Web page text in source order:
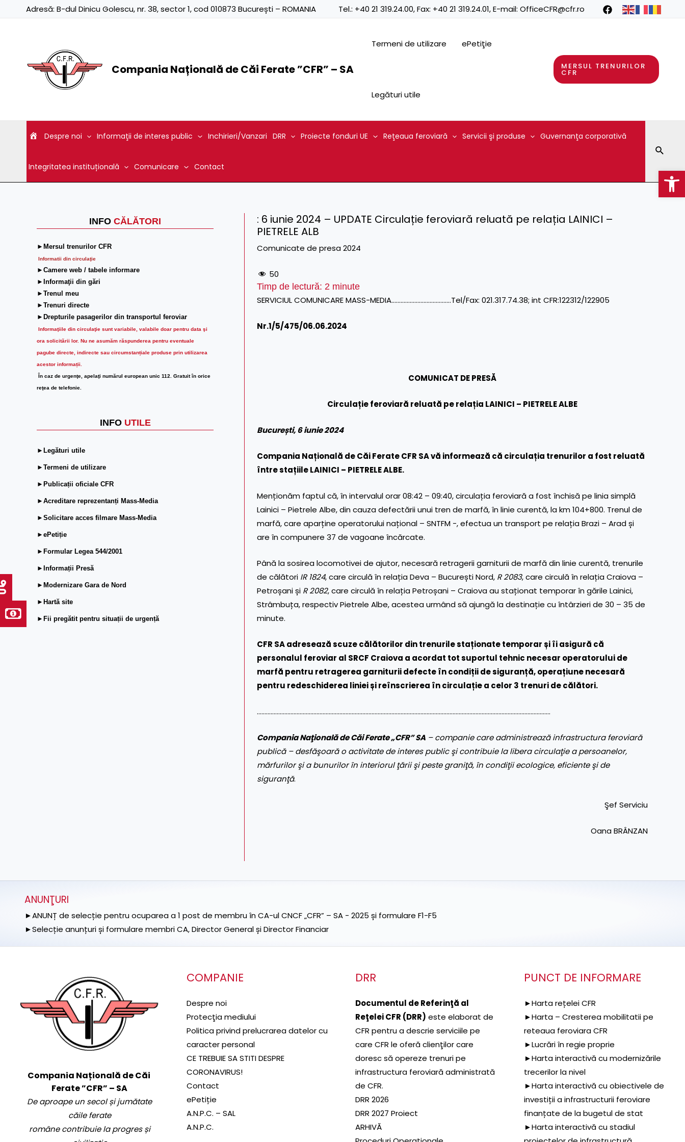
Adresă: B-dul Dinicu Golescu, nr. 38, sector 1, cod 010873 București – ROMANIA Tel.: +40 21 319.24.00, Fax: +40 21 319.24.01, E-mail: OfficeCFR@cfr.ro
Compania Națională de Căi Ferate ”CFR” – SA
Termeni de utilizare ePetiţie
Legături utile
MERSUL TRENURILOR
CFR
Despre noi Informaţii de interes public Inchirieri/Vanzari DRR Proiecte fonduri UE Reţeaua feroviară Servicii şi produse Guvernanţa corporativă
Integritatea instituțională Comunicare Contact
INFO CĂLĂTORI
►Mersul trenurilor CFR
Informatii din circulaţie
►Camere web / tabele informare
►Informaţii din gări
►Trenul meu
►Trenuri directe
►Drepturile pasagerilor din transportul feroviar
Informaţiile din circulaţie sunt variabile, valabile doar pentru data şi
ora solicitării lor. Nu ne asumăm răspunderea pentru eventuale
pagube directe, indirecte sau circumstanțiale produse prin utilizarea
acestor informații.
În caz de urgenţe, apelaţi numărul european unic 112. Gratuit în orice
reţea de telefonie.
INFO UTILE
►Legături utile
►Termeni de utilizare
►Publicații oficiale CFR
►Acreditare reprezentanți Mass-Media
►Solicitare acces filmare Mass-Media
►ePetiție
►Formular Legea 544/2001
►Informații Presă
►Modernizare Gara de Nord
►Hartă site
►Fii pregătit pentru situații de urgență
: 6 iunie 2024 – UPDATE Circulație feroviară reluată pe relația LAINICI –
PIETRELE ALB
Comunicate de presa 2024
50
Timp de lectură: 2 minute
SERVICIUL COMUNICARE MASS-MEDIA…………………………………Tel/Fax: 021.317.74.38; int CFR:122312/122905
Nr.1/5/475/06.06.2024
COMUNICAT DE PRESĂ
Circulație feroviară reluată pe relația LAINICI – PIETRELE ALBE
București, 6 iunie 2024
Compania Națională de Căi Ferate CFR SA vă informează că circulația trenurilor a fost reluată
între stațiile LAINICI – PIETRELE ALBE.
Menționăm faptul că, în intervalul orar 08:42 – 09:40, circulația feroviară a fost închisă pe linia simplă
Lainici – Pietrele Albe, din cauza defectării unui tren de marfă, în linie curentă, la km 104+800. Trenul de
marfă, care aparține operatorului național – SNTFM -, efectua un transport pe relația Brazi – Arad și
are în compunere 37 de vagoane încărcate.
Până la sosirea locomotivei de ajutor, necesară retragerii garniturii de marfă din linie curentă, trenurile
de călători IR 1824, care circulă în relația Deva – București Nord, R 2083, care circulă în relația Craiova –
Petroșani și R 2082, care circulă în relația Petroșani – Craiova au staționat temporar în gările Lainici,
Strâmbuța, respectiv Pietrele Albe, acestea urmând să ajungă la destinație cu întârzieri de 30 – 35 de
minute.
CFR SA adresează scuze călătorilor din trenurile staționate temporar și îi asigură că
personalul feroviar al SRCF Craiova a acordat tot suportul tehnic necesar operatorului de
marfă pentru retragerea garniturii defecte în condiții de siguranță, operațiune necesară
pentru redeschiderea liniei și reînscrierea în circulație a celor 3 trenuri de călători.
…………………………………………………………………………………………………………………………………………………………………………
Compania Naţională de Căi Ferate „CFR” SA – companie care administrează infrastructura feroviară
publică – desfăşoară o activitate de interes public şi contribuie la libera circulaţie a persoanelor,
mărfurilor şi a bunurilor în interiorul ţării şi peste graniţă, în condiţii ecologice, eficiente şi de
siguranţă.
Şef Serviciu
Oana BRÂNZAN
ANUNŢURI
►ANUNȚ de selecție pentru ocuparea a 1 post de membru în CA-ul CNCF „CFR” – SA - 2025 și formulare F1-F5
►Selecție anunțuri și formulare membri CA, Director General și Director Financiar
Compania Națională de Căi
Ferate ”CFR” – SA
De aproape un secol și jumătate
căile ferate
române contribuie la progres și
COMPANIE
Despre noi
Protecţia mediului
Politica privind prelucrarea datelor cu
caracter personal
CE TREBUIE SA STITI DESPRE
CORONAVIRUS!
Contact
ePetiție
A.N.P.C. – SAL
A.N.P.C.
DRR
Documentul de Referinţă al
Reţelei CFR (DRR) este elaborat de
CFR pentru a descrie serviciile pe
care CFR le oferă clienţilor care
doresc să opereze trenuri pe
infrastructura feroviară administrată
de CFR.
DRR 2026
DRR 2027 Proiect
ARHIVĂ
PUNCT DE INFORMARE
►Harta rețelei CFR
►Harta – Cresterea mobilitatii pe
reteaua feroviara CFR
►Lucrări în regie proprie
►Harta interactivă cu modernizările
trecerilor la nivel
►Harta interactivă cu obiectivele de
investiții a infrastructurii feroviare
finanțate de la bugetul de stat
►Harta interactivă cu stadiul